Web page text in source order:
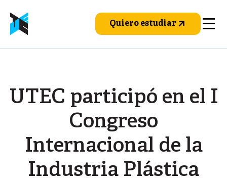
contenido
Quiero estudiar
UTEC participó en el I
Congreso
Internacional de la
Industria Plástica